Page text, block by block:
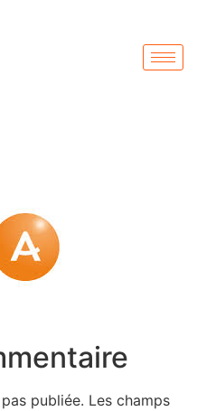
publiée. Les champs